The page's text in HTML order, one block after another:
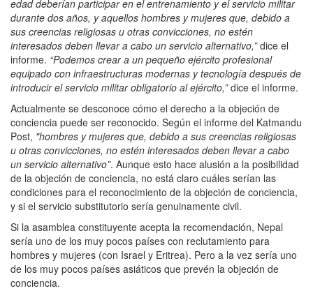
edad deberían participar en el entrenamiento y el servicio militar
durante dos años, y aquellos hombres y mujeres que, debido a
sus creencias religiosas u otras convicciones, no estén
interesados deben llevar a cabo un servicio alternativo,”dice el
informe. “Podemos crear a un pequeño ejército profesional
equipado con infraestructuras modernas y tecnología después de
introducir el servicio militar obligatorio al ejército,”dice el informe.
Actualmente se desconoce cómo el derecho a la objeción de
conciencia puede ser reconocido. Según el informe del Katmandu
Post, "hombres y mujeres que, debido a sus creencias religiosas
u otras convicciones, no estén interesados deben llevar a cabo
un servicio alternativo”. Aunque esto hace alusión a la posibilidad
de la objeción de conciencia, no está claro cuáles serían las
condiciones para el reconocimiento de la objeción de conciencia,
y si el servicio substitutorio sería genuinamente civil.
Si la asamblea constituyente acepta la recomendación, Nepal
sería uno de los muy pocos países con reclutamiento para
hombres y mujeres (con Israel y Eritrea). Pero a la vez sería uno
de los muy pocos países asiáticos que prevén la objeción de
conciencia.